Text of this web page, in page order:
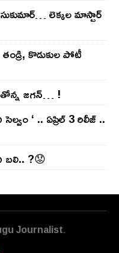
లెక్క‌ల మాస్టార్
కొడుకుల పోటీ
జ‌గ‌న్‌… !
‘ .. ఏప్రిల్ 3 రిలీజ్ ..
బలి.. ?😟
Journalist.